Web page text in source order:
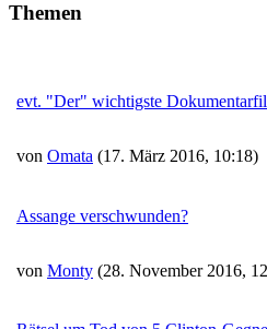
Themen
evt. "Der" wichtigste
von Omata (17. März 2016, 10:18)
Assange verschwunden?
von Monty (28. November 2016,